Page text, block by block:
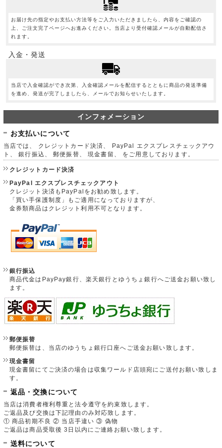
お届け先の指定やお支払い方法等をご入力いただきましたら、内容をご確認の
上、ご注文完了ページへお進みください。当店より受付確認メールが自動配信さ
れます。
入金・発送
当店で入金確認ができ次第、入金確認メールを配信するとともに商品の発送準備
を進め、発送が完了しましたら、メールでお知らせいたします。
インフォメーション
お支払いについて
当店では、 クレジットカード決済、 PayPal エクスプレスチェックアウ
ト、 銀行振込、 郵便振替、 現金書留、 をご用意しております。
クレジットカード決済
PayPal エクスプレスチェックアウト
クレジット決済もPayPalをお勧め致します。
「買い手保護制度」もご適用になっておりますが、
金券類商品はクレジット利用不可となります。
銀行振込
商品代金はPayPay銀行、楽天銀行とゆうちょ銀行へご送金お願い致し
ます。
郵便振替
郵便振替は、当店のゆうちょ銀行口座へご送金お願い致します。
現金書留
現金書留にてご決済の場合は収集ワールド店頭宛にご送付お願い致しま
す。
返品・交換について
当店は消費者権利尊重と法令遵守を約束致します。
ご返品及び交換は下記理由のみ対応致します。
① 商品初期不良 ② 当店手違い ③ 偽物
ご返品は商品受取後 3日以内にご連絡お願い致します。
送料について